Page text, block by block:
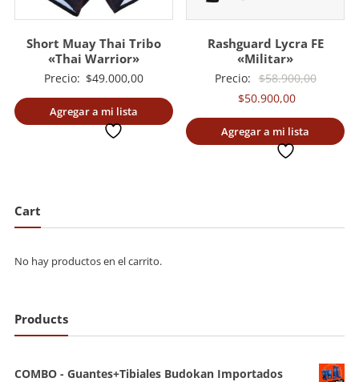
Short Muay Thai Tribo
«Thai Warrior»
Precio: $49.000,00
Agregar a mi lista
Rashguard Lycra FE
«Militar»
Precio: $58.900,00El
original
$50.900,00El
precio
actual
Agregar a mi lista
Cart
No hay productos en el carrito.
Products
COMBO - Guantes+Tibiales Budokan Importados